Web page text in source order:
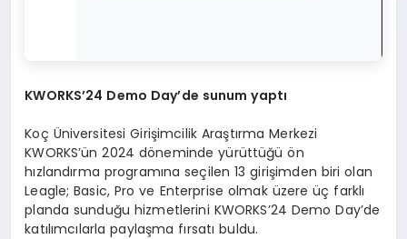
KWORKS’24 Demo Day’de sunum yaptı
Koç Üniversitesi Girişimcilik Araştırma Merkezi
KWORKS’ün 2024 döneminde yürüttüğü ön
hızlandırma programına seçilen 13 girişimden biri olan
Leagle; Basic, Pro ve Enterprise olmak üzere üç farklı
planda sunduğu hizmetlerini KWORKS’24 Demo Day’de
katılımcılarla paylaşma fırsatı buldu.